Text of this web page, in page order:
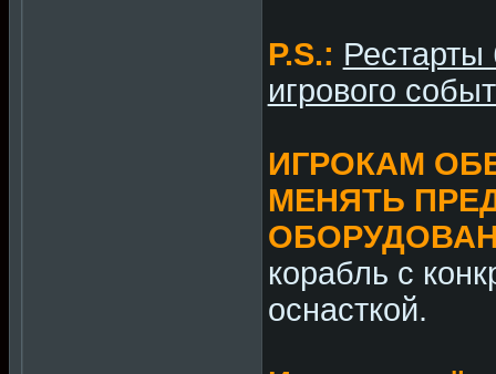
P.S.: Рестарты
игрового
ИГРОКАМ
МЕНЯТЬ
корабль с
оснасткой.